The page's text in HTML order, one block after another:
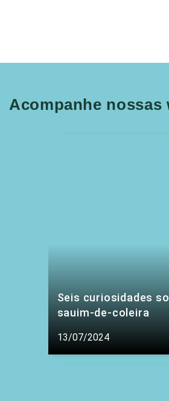
Acompanhe nossas
Seis curiosidades
sauim-de-coleira
13/07/2024